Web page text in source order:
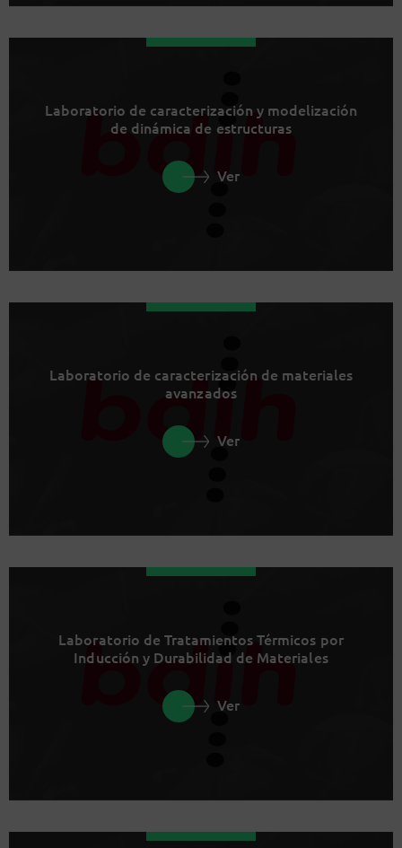
Laboratorio de caracterización y modelización
de dinámica de estructuras
Ver
Laboratorio de caracterización de materiales
avanzados
Ver
Laboratorio de Tratamientos Térmicos por
Inducción y Durabilidad de Materiales
Ver